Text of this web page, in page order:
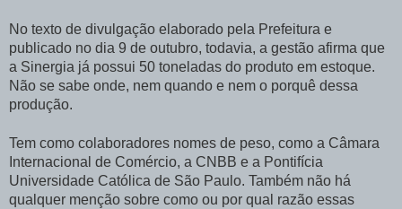
No texto de divulgação elaborado pela Prefeitura e
publicado no dia 9 de outubro, todavia, a gestão afirma que
a Sinergia já possui 50 toneladas do produto em estoque.
Não se sabe onde, nem quando e nem o porquê dessa
produção.
Tem como colaboradores nomes de peso, como a Câmara
Internacional de Comércio, a CNBB e a Pontifícia
Universidade Católica de São Paulo. Também não há
qualquer menção sobre como ou por qual razão essas